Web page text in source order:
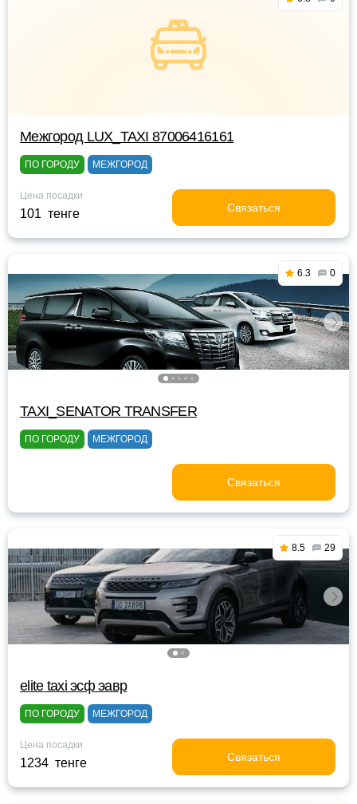
Межгород LUX_TAXI 87006416161
ПО ГОРОДУ МЕЖГОРОД
Цена посадки
101 тенге Связаться
6.3 0
TAXI_SENATOR TRANSFER
ПО ГОРОДУ МЕЖГОРОД
Связаться
8.5 29
elite taxi эсф эавр
ПО ГОРОДУ МЕЖГОРОД
Цена посадки
1234 тенге Связаться